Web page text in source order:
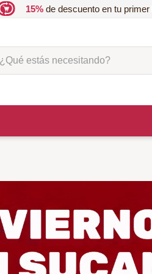
15%de descuento en tu primer
estás necesitando?